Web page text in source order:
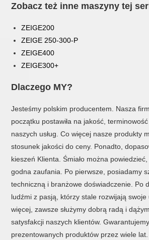
Zobacz też inne maszyny tej
ZEIGE200
ZEIGE 250-300-P
ZEIGE400
ZEIGE300+
Dlaczego MY?
Jesteśmy polskim producentem. Nasza
początku postawiła na jakość,
naszych usług. Co więcej nasze produkty
stosunek jakości do ceny. Ponadto,
kieszeń Klienta. Śmiało można
godna zaufania. Po pierwsze, posiadamy
techniczną i branżowe doświadczenie. Po
ludźmi z pasją, którzy stale rozwijają
więcej, zawsze służymy dobrą radą i
satysfakcji naszych klientów.
prezentowanych produktów przez wiele